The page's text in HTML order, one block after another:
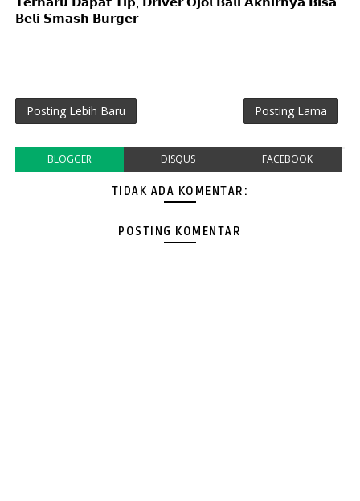
𝗕𝗲𝗹𝗶 𝗦𝗺𝗮𝘀𝗵 𝗕𝘂𝗿𝗴𝗲𝗿
Posting Lebih Baru Posting Lama
BLOGGER DISQUS FACEBOOK
TIDAK ADA KOMENTAR:
POSTING KOMENTAR